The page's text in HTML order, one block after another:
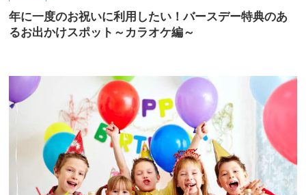
年に一度のお祝いに利用したい！バースデー特典のあ
るお出かけスポット～カラオケ編～